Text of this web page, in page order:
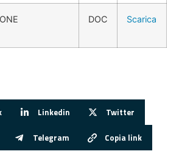
DOC Scarica
Linkedin Twitter
Telegram Copia link